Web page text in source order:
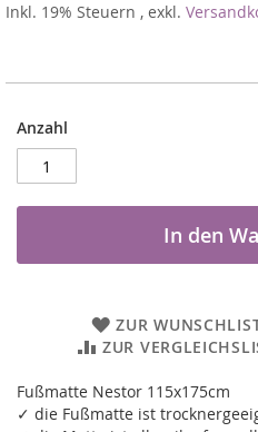
Inkl. 19% Steuern , exkl.
Anzahl
In den
ZUR
ZUR
Fußmatte Nestor 115x175cm
✓ die Fußmatte ist